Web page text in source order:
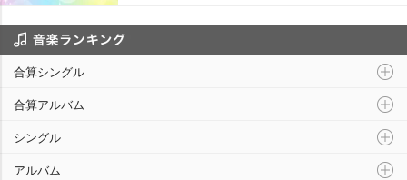
合算シングル
合算アルバム
シングル
アルバム